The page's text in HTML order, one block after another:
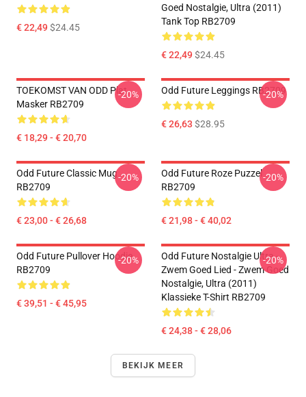
€ 22,49$24.45
Goed Nostalgie, Ultra (2011)
Tank Top RB2709
€ 22,49$24.45
TOEKOMST VAN ODD Plat
Masker RB2709
€ 18,29 - € 20,70
-20% Odd Future Leggings RB2709
€ 26,63 $28.95
-20%
Odd Future Classic Mug
RB2709
€ 23,00 - € 26,68
-20%
Odd Future Roze Puzzel
RB2709
€ 21,98 - € 40,02
-20%
Odd Future Pullover Hoodie
RB2709
€ 39,51 - € 45,95
-20%
Odd Future Nostalgie Ultra -
Zwem Goed Lied - Zwem Goed
Nostalgie, Ultra (2011)
Klassieke T-Shirt RB2709
€ 24,38 - € 28,06
-20%
BEKIJK MEER